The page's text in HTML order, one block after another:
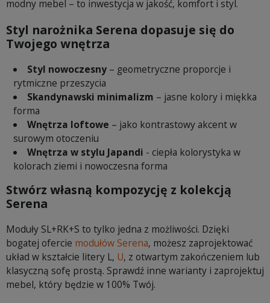
modny mebel – to inwestycja w jakość, komfort i styl.
Styl narożnika Serena dopasuje się do
Twojego wnętrza
Styl nowoczesny– geometryczne proporcje i
rytmiczne przeszycia
Skandynawski minimalizm – jasne kolory i miękka
forma
Wnętrza loftowe – jako kontrastowy akcent w
surowym otoczeniu
Wnętrza w stylu Japandi - ciepła kolorystyka w
kolorach ziemi i nowoczesna forma
Stwórz własną kompozycję z kolekcją
Serena
Moduły SL+RK+S to tylko jedna z możliwości. Dzięki
bogatej ofercie modułów Serena, możesz zaprojektować
układ w kształcie litery L, U, z otwartym zakończeniem lub
klasyczną sofę prostą. Sprawdź inne warianty i zaprojektuj
mebel, który będzie w 100% Twój.